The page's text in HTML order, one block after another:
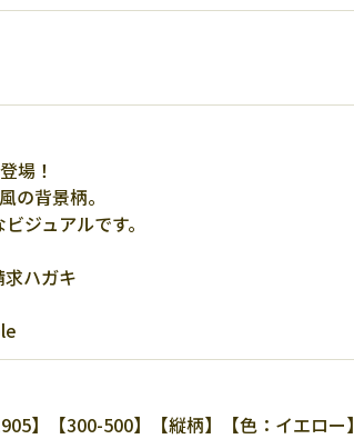
場！
の背景柄。
ジュアルです。
ハガキ
】【300-500】【縦柄】【色：イエロー】